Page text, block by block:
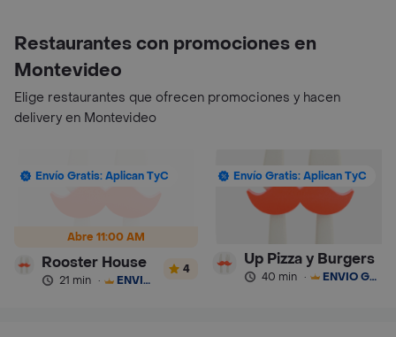
Restaurantes con promociones en
Montevideo
Elige restaurantes que ofrecen promociones y hacen
delivery en Montevideo
Abre 11:00 AM
Envío Gratis: Aplican TyC
Rooster House
21 min · ENVÍO GRATIS
4
Envío Gratis: Aplican TyC
Up Pizza y Burgers
40 min · ENVÍO GRATIS